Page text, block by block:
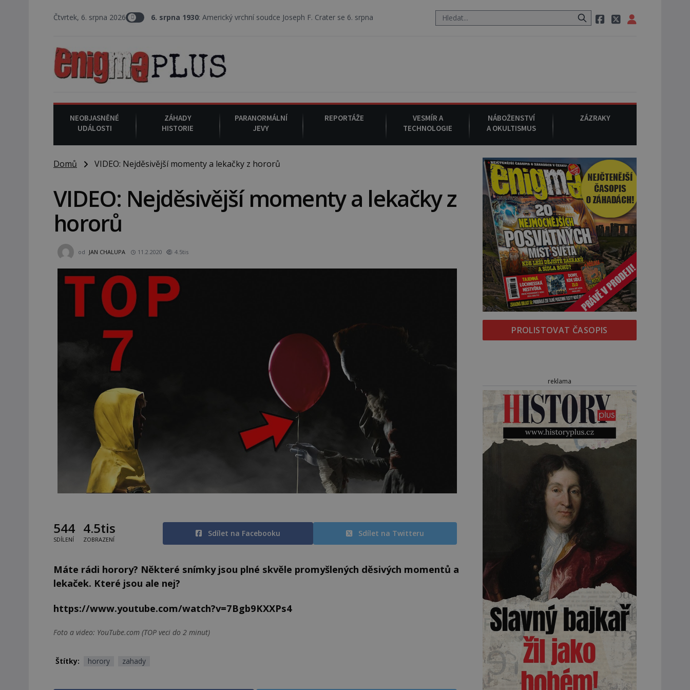
Čtvrtek, 6. srpna 20266. srpna 1930: Americký vrchní soudce Joseph F. Crater se 6. srpna 1930 navečeří ve své oblíbené restauraci, pak si na ulici zavolá taxi, nasedne do něj a už ho nikdy nikdo
NEOBJASNĚNÉ
UDÁLOSTI
ZÁHADY
HISTORIE
PARANORMÁLNÍ
JEVY
REPORTÁŽE
VESMÍR A
TECHNOLOGIE
NÁBOŽENSTVÍ
A OKULTISMUS
ZÁZRAKY
Domů VIDEO: Nejděsivější momenty a lekačky z hororů
VIDEO: Nejděsivější momenty a lekačky z
hororů
od JAN CHALUPA 11.2.2020 4.5tis
544
SDÍLENÍ
4.5tis
ZOBRAZENÍ
Sdílet na Facebooku Sdílet na Twitteru
Máte rádi horory? Některé snímky jsou plné skvěle promyšlených děsivých momentů a
lekaček. Které jsou ale nej?
https://www.youtube.com/watch?v=7Bgb9KXXPs4
Foto a video: YouTube.com (TOP veci do 2 minut)
Štítky: horory zahady
PROLISTOVAT ČASOPIS
reklama